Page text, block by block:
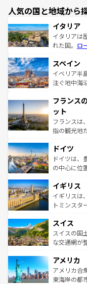
人気の国と地域から
イタリア
イタリアは
れた国。 ロ
ろん、トス
景など、自
ピザやパス
ませてくれ
なお、新着
しい。
スペイン
イベリア半
注ぐ地中海
文化が根付
れる闘牛、
る。首都マ
アートに溢
せる。地方
ンテンツ一
フランス
ット
フランスは
指の観光地
で、幅広い
聖堂、美し
から魅了す
いる。シャ
香り高いラ
らに、パリ
れる地方に
を参照して
ドイツ
ドイツは、
の中心に位
顔を持つこ
ルリンの文
してライン
は、お酒好きな
ドイツ情報
イギリス
イギリスは
トミンスタ
リアごとに
ティー、ビ
戦など、本
ンツ一覧を
スイス
スイスの国
な交通網が
の建物がそ
博物館もあ
ことができ
アメリカ
アメリカ合
東海岸の都